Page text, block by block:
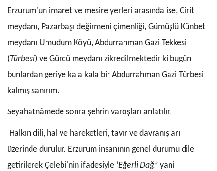
Erzurum'un imaret ve mesire yerleri arasında ise, Cirit
meydanı, Pazarbaşı değirmeni çimenliği, Gümüşlü Künbet
meydanı Umudum Köyü, Abdurrahman Gazi Tekkesi
(Türbesi) ve Gürcü meydanı zikredilmektedir ki bugün
bunlardan geriye kala kala bir Abdurrahman Gazi Türbesi
kalmış sanırım.
Seyahatnâmede sonra şehrin varoşları anlatılır.
Halkın dili, hal ve hareketleri, tavır ve davranışları
üzerinde durulur. Erzurum insanının genel durumu dile
getirilerek Çelebi'nin ifadesiyle ‘Eğerli Dağı’ yani